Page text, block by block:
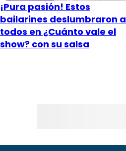
¡Pura pasión! Estos
bailarines deslumbraron a
todos en ¿Cuánto vale el
show? con su salsa